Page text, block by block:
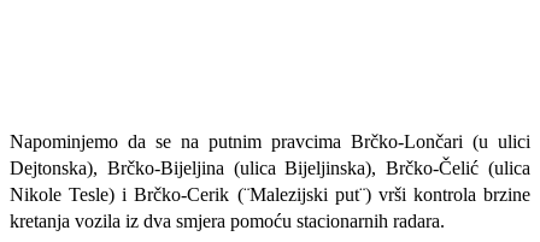
Napominjemo da se na putnim pravcima Brčko-Lončari (u ulici
Dejtonska), Brčko-Bijeljina (ulica Bijeljinska), Brčko-Čelić (ulica
Nikole Tesle) i Brčko-Cerik (¨Malezijski put¨) vrši kontrola brzine
kretanja vozila iz dva smjera pomoću stacionarnih radara.